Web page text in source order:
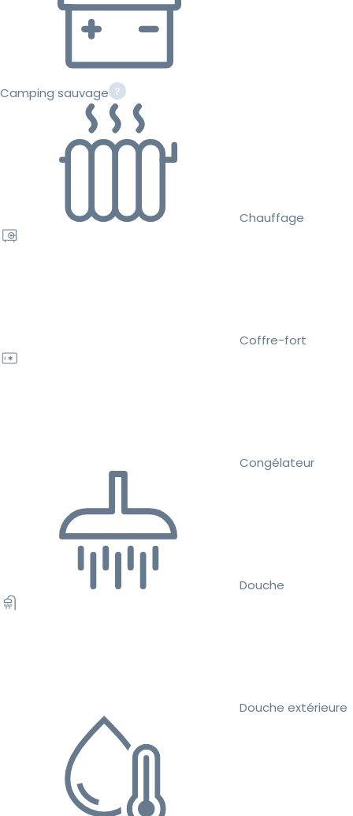
Camping sauvage
Chauffage
Coffre-fort
Congélateur
Douche
Douche extérieure